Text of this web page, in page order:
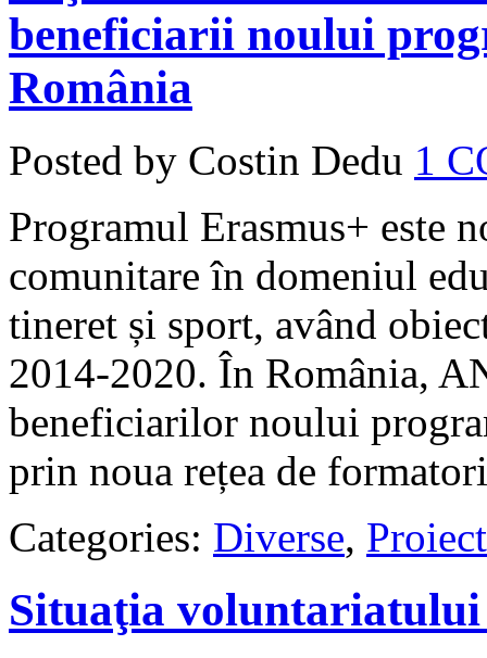
beneficiarii noului
România
Posted by Costin Dedu 1
Programul Erasmus+ este
comunitare în domeniul
tineret și sport, având
2014-2020. În România,
beneficiarilor noului
prin noua rețea de
Categories: Diverse,
Situaţia voluntariatului